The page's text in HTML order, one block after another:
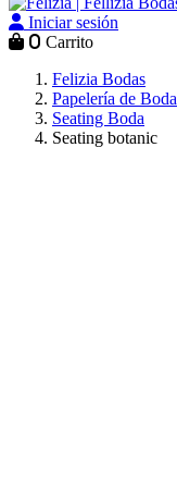
Iniciar sesión
0 Carrito
Felizia Bodas
Papelería de Boda
Seating Boda
Seating botanic